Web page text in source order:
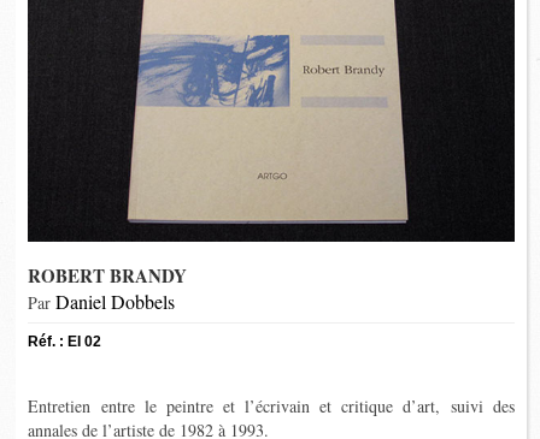
ROBERT BRANDY
Par Daniel Dobbels
Réf. : EI 02
Entretien entre le peintre et l’écrivain et critique d’art, suivi des
annales de l’artiste de 1982 à 1993.